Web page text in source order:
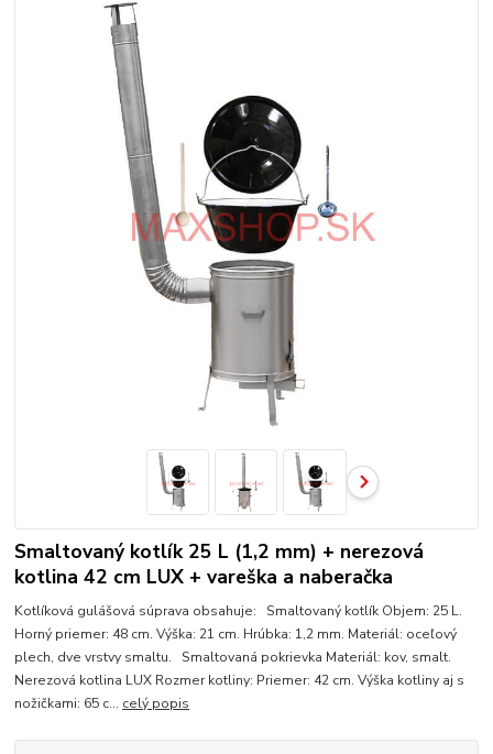
Smaltovaný kotlík 25 L (1,2 mm) + nerezová
kotlina 42 cm LUX + vareška a naberačka
Kotlíková gulášová súprava obsahuje: Smaltovaný kotlík Objem: 25 L.
Horný priemer: 48 cm. Výška: 21 cm. Hrúbka: 1,2 mm. Materiál: oceľový
plech, dve vrstvy smaltu. Smaltovaná pokrievka Materiál: kov, smalt.
Nerezová kotlina LUX Rozmer kotliny: Priemer: 42 cm. Výška kotliny aj s
nožičkami: 65 c... celý popis